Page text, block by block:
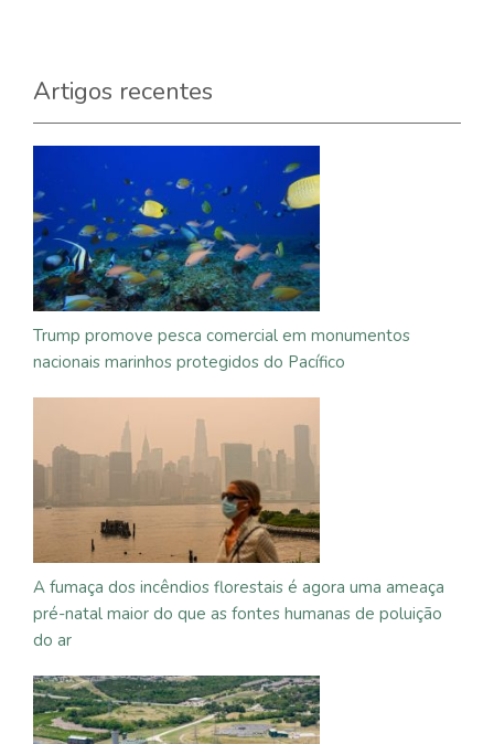
Artigos recentes
Trump promove pesca comercial em monumentos
nacionais marinhos protegidos do Pacífico
A fumaça dos incêndios florestais é agora uma ameaça
pré-natal maior do que as fontes humanas de poluição
do ar